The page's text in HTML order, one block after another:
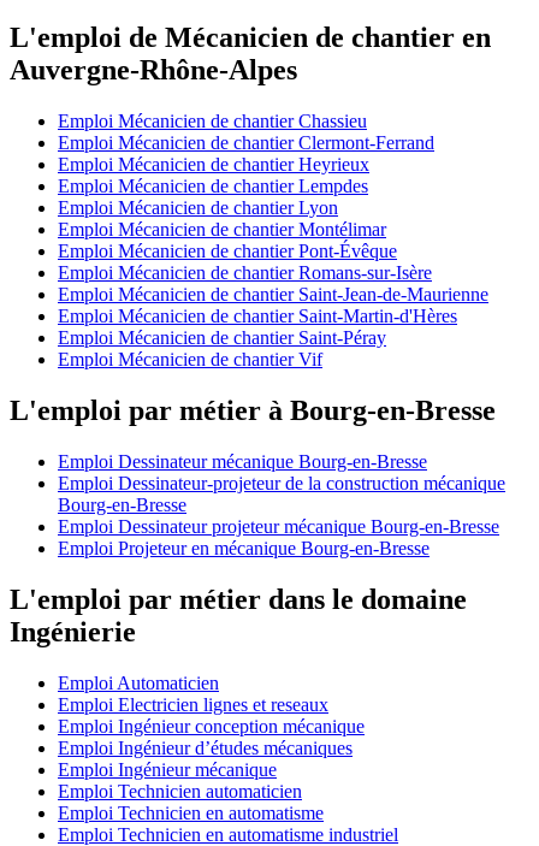
L'emploi de Mécanicien de chantier en
Auvergne-Rhône-Alpes
Emploi Mécanicien de chantier Chassieu
Emploi Mécanicien de chantier Clermont-Ferrand
Emploi Mécanicien de chantier Heyrieux
Emploi Mécanicien de chantier Lempdes
Emploi Mécanicien de chantier Lyon
Emploi Mécanicien de chantier Montélimar
Emploi Mécanicien de chantier Pont-Évêque
Emploi Mécanicien de chantier Romans-sur-Isère
Emploi Mécanicien de chantier Saint-Jean-de-Maurienne
Emploi Mécanicien de chantier Saint-Martin-d'Hères
Emploi Mécanicien de chantier Saint-Péray
Emploi Mécanicien de chantier Vif
L'emploi par métier à Bourg-en-Bresse
Emploi Dessinateur mécanique Bourg-en-Bresse
Emploi Dessinateur-projeteur de la construction mécanique
Bourg-en-Bresse
Emploi Dessinateur projeteur mécanique Bourg-en-Bresse
Emploi Projeteur en mécanique Bourg-en-Bresse
L'emploi par métier dans le domaine
Ingénierie
Emploi Automaticien
Emploi Electricien lignes et reseaux
Emploi Ingénieur conception mécanique
Emploi Ingénieur d’études mécaniques
Emploi Ingénieur mécanique
Emploi Technicien automaticien
Emploi Technicien en automatisme
Emploi Technicien en automatisme industriel